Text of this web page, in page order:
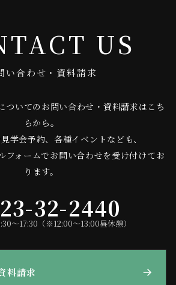
US
い合わせ・資料請求
ついてのお問い合わせ・資料請求はこち
らから。
学会予約、各種イベントなども、
フォームでお問い合わせを受け付けてお
ります。
32-2440
〜17:30（※12:00〜13:00昼休憩）
料請求